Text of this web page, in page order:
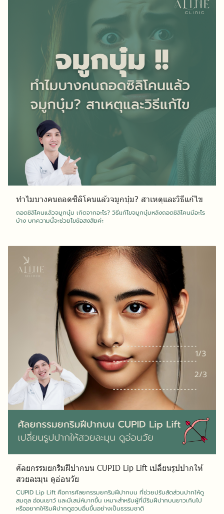
ทำไมบางคนถอดซิลิโคนแล้วจมูกบุ๋ม? สาเหตุและวิธีแก้ไข
ถอดซิลิโคนแล้วจมูกบุ๋ม เกิดจากอะไร? วิธีแก้ไขจมูกบุ๋มหลังถอดซิลิโคนมีอะไร
บ้าง บทความนี้จะช่วยไขข้อสงสัยค่ะ
ศัลยกรรมยกริมฝีปากบน CUPID Lip Lift เปลี่ยนรูปปากให้
สวยละมุน ดูอ่อนวัย
CUPID Lip Lift คือการศัลยกรรมยกริมฝีปากบน ที่ช่วยปรับสัดส่วนปากให้ดู
สมดุล อ่อนเยาว์ และมีเสน่ห์มากขึ้น เหมาะสำหรับผู้ที่มีริมฝีปากบนยาวเกินไป
หรืออยากให้ริมฝีปากดูอวบอิ่มขึ้นอย่างเป็นธรรมชาติ